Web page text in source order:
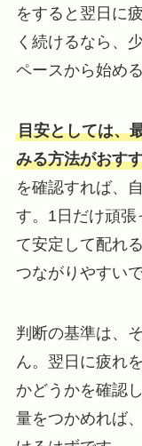
をすると翌日に
く続けるなら、
ペースから始め
目安としては、
みる方法がおす
を確認すれば、
す。1日だけ頑
て安定して配れ
つながりやすいで
判断の基準は、
ん。翌日に疲れ
かどうかを確認
量をつかめれば